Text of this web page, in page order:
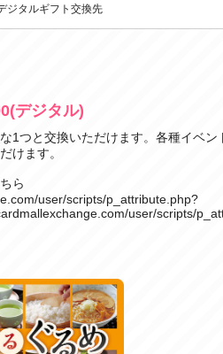
ジタルギフト交換先
デジタル)
1つと交換いただけます。各種イベン
けます。
ら
user/scripts/p_attribute.php?
user/scripts/